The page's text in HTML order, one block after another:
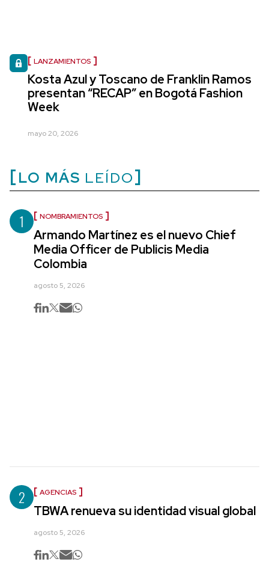
LANZAMIENTOS
Kosta Azul y Toscano de Franklin Ramos
presentan “RECAP” en Bogotá Fashion
Week
mayo 20, 2026
LO MÁS LEÍDO
1 NOMBRAMIENTOS
Armando Martínez es el nuevo Chief
Media Officer de Publicis Media
Colombia
agosto 5, 2026
2 AGENCIAS
TBWA renueva su identidad visual global
agosto 5, 2026